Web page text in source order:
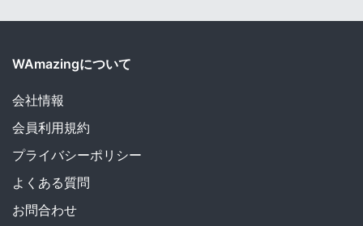
WAmazingについて
会社情報
会員利用規約
プライバシーポリシー
よくある質問
お問合わせ